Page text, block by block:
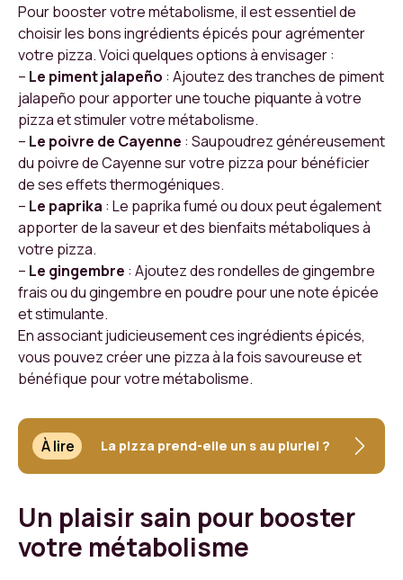
Pour booster votre métabolisme, il est essentiel de
choisir les bons ingrédients épicés pour agrémenter
votre pizza. Voici quelques options à envisager :
– Le piment jalapeño : Ajoutez des tranches de piment
jalapeño pour apporter une touche piquante à votre
pizza et stimuler votre métabolisme.
– Le poivre de Cayenne : Saupoudrez généreusement
du poivre de Cayenne sur votre pizza pour bénéficier
de ses effets thermogéniques.
– Le paprika : Le paprika fumé ou doux peut également
apporter de la saveur et des bienfaits métaboliques à
votre pizza.
– Le gingembre : Ajoutez des rondelles de gingembre
frais ou du gingembre en poudre pour une note épicée
et stimulante.
En associant judicieusement ces ingrédients épicés,
vous pouvez créer une pizza à la fois savoureuse et
bénéfique pour votre métabolisme.
À lire La pizza prend-elle un s au pluriel ?
Un plaisir sain pour booster
votre métabolisme